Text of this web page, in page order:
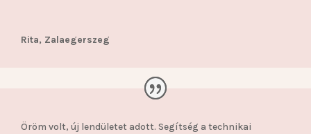
Rita, Zalaegerszeg
Öröm volt, új lendületet adott. Segítség a technikai